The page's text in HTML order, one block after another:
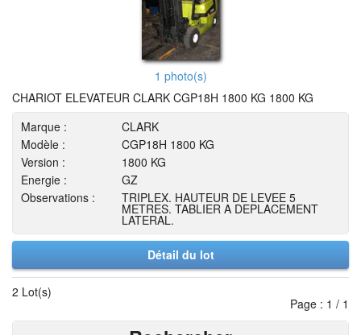
1 photo(s)
CHARIOT ELEVATEUR CLARK CGP18H 1800 KG 1800 KG
Marque :
CLARK
Modèle :
CGP18H 1800 KG
Version :
1800 KG
Energie :
GZ
Observations :
TRIPLEX. HAUTEUR DE LEVEE 5
METRES. TABLIER A DEPLACEMENT
LATERAL.
Détail du lot
2 Lot(s)
Page : 1 / 1